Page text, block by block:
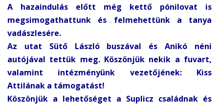
A hazaindulás előtt még kettő pónilovat is
megsimogathattunk és felmehettünk a tanya
vadászlesére.
Az utat Sütő László buszával és Anikó néni
autójával tettük meg. Köszönjük nekik a fuvart,
valamint intézményünk vezetőjének: Kiss
Attilának a támogatást!
Köszönjük a lehetőséget a Suplicz családnak és